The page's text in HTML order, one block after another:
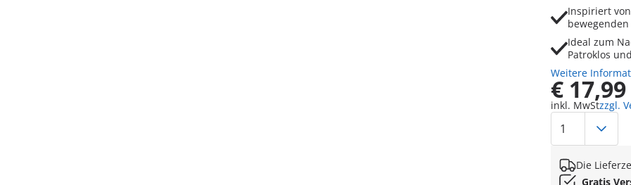
Inspiriert
Ideal zum
Patroklos
Weitere
€ 17,99
inkl. MwStzzgl.
Die
Gratis